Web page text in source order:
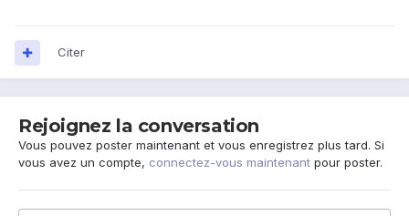
Citer
Rejoignez la conversation
Vous pouvez poster maintenant et vous enregistrez plus tard. Si
vous avez un compte, connectez-vous maintenant pour poster.